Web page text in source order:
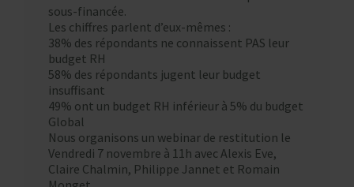
sous-financée.
Les chiffres parlent d’eux-mêmes :
38% des répondants ne connaissent PAS leur
budget RH
58% des répondants jugent leur budget
insuffisant
49% ont un budget RH inférieur à 5% du budget
Global
Nous organisons un webinar de restitution le
Vendredi 7 novembre à 11h avec Alexis Eve,
Claire Chalmin, Philippe Jannet et Romain